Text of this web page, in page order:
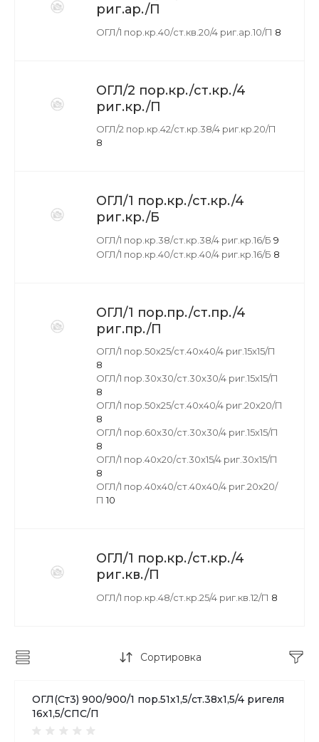
риг.ар./П
ОГЛ/1 пор.кр.40/ст.кв.20/4 риг.ар.10/П 8
ОГЛ/2 пор.кр./ст.кр./4
риг.кр./П
ОГЛ/2 пор.кр.42/ст.кр.38/4 риг.кр.20/П
8
ОГЛ/1 пор.кр./ст.кр./4
риг.кр./Б
ОГЛ/1 пор.кр.38/ст.кр.38/4 риг.кр.16/Б 9
ОГЛ/1 пор.кр.40/ст.кр.40/4 риг.кр.16/Б 8
ОГЛ/1 пор.пр./ст.пр./4
риг.пр./П
ОГЛ/1 пор.50х25/ст.40х40/4 риг.15х15/П
8
ОГЛ/1 пор.30х30/ст.30х30/4 риг.15х15/П
8
ОГЛ/1 пор.50х25/ст.40х40/4 риг.20х20/П
8
ОГЛ/1 пор.60х30/ст.30х30/4 риг.15х15/П
8
ОГЛ/1 пор.40х20/ст.30х15/4 риг.30х15/П
8
ОГЛ/1 пор.40х40/ст.40х40/4 риг.20х20/
П 10
ОГЛ/1 пор.кр./ст.кр./4
риг.кв./П
ОГЛ/1 пор.кр.48/ст.кр.25/4 риг.кв.12/П 8
Сортировка
ОГЛ(Ст3) 900/900/1 пор.51х1,5/ст.38х1,5/4 ригеля
16х1,5/СПС/П